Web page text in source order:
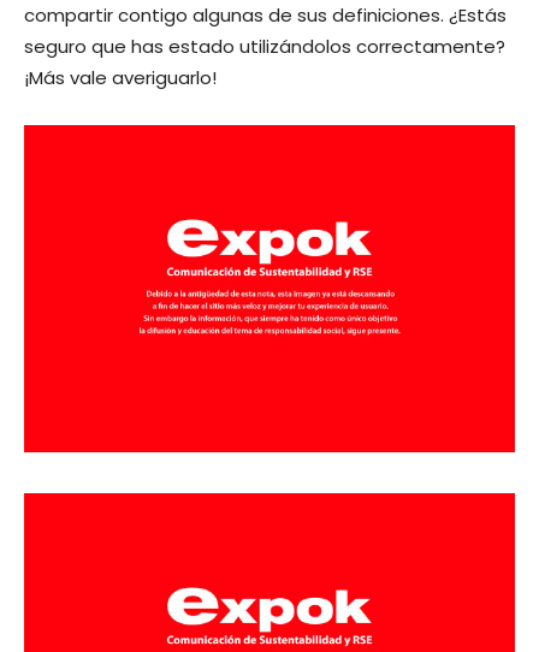
compartir contigo algunas de sus definiciones. ¿Estás
seguro que has estado utilizándolos correctamente?
¡Más vale averiguarlo!